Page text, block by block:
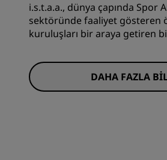
i.s.t.a.a., dünya çapında Spor
sektöründe faaliyet gösteren
kuruluşları bir araya getiren
DAHA FAZLA